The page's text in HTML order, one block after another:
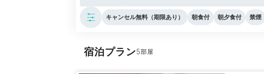
キャンセル無料（期限あり） 朝食付 朝夕食付 禁煙
宿泊プラン5